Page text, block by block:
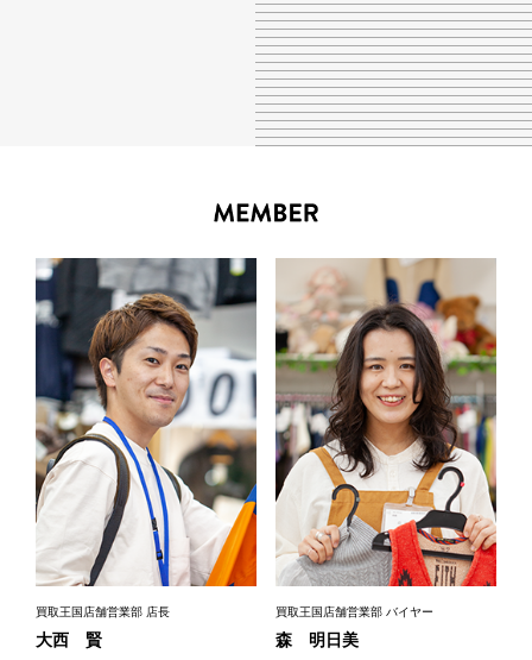
買取王国店舗営業部 店長
大西 賢
買取王国店舗営業部 バイヤー
森 明日美